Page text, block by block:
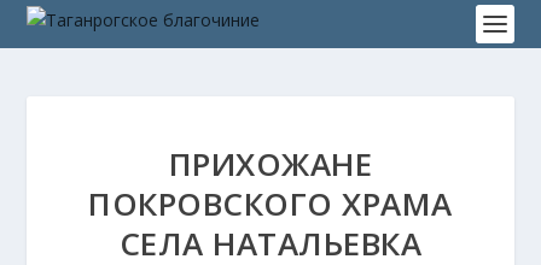
ПРИХОЖАНЕ
ПОКРОВСКОГО ХРАМА
СЕЛА НАТАЛЬЕВКА